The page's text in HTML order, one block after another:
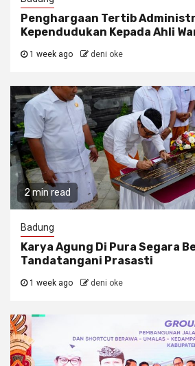
Penghargaan Tertib
Kependudukan Kepada Ahli
1 week ago deni oke
2 min read
Badung
Karya Agung Di Pura Segara
Tandatangani Prasasti
1 week ago deni oke